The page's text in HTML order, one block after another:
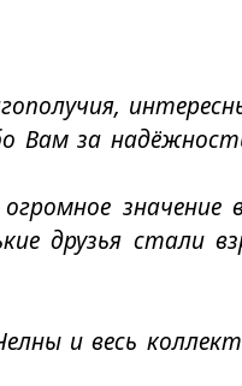
Вам за
значение
друзья стали
и весь